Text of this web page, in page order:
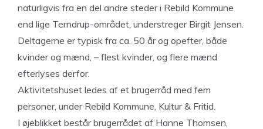
naturligvis fra en del andre steder i Rebild Kommune
end lige Terndrup-området, understreger Birgit Jensen.
Deltagerne er typisk fra ca. 50 år og opefter, både
kvinder og mænd, – flest kvinder, og flere mænd
efterlyses derfor.
Aktivitetshuset ledes af et brugerråd med fem
personer, under Rebild Kommune, Kultur & Fritid.
I øjeblikket består brugerrådet af Hanne Thomsen,